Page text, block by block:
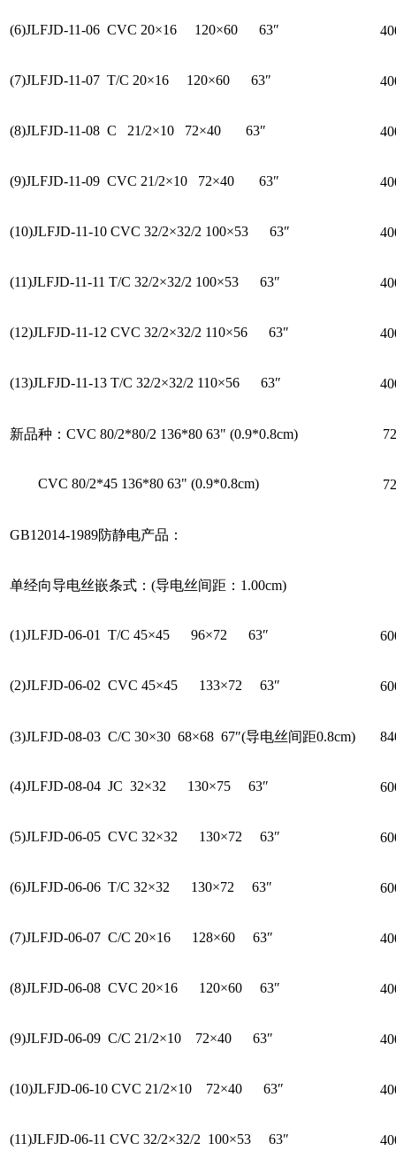
(6)JLFJD-11-06 CVC 20×16 120×60 63″
(7)JLFJD-11-07 T/C 20×16 120×60 63″
(8)JLFJD-11-08 C 21/2×10 72×40 63″
(9)JLFJD-11-09 CVC 21/2×10 72×40 63″
(10)JLFJD-11-10 CVC 32/2×32/2 100×53 63″
(11)JLFJD-11-11 T/C 32/2×32/2 100×53 63″
(12)JLFJD-11-12 CVC 32/2×32/2 110×56 63″
(13)JLFJD-11-13 T/C 32/2×32/2 110×56 63″
新品种：CVC 80/2*80/2 136*80 63" (0.9*0.8cm)
CVC 80/2*45 136*80 63" (0.9*0.8cm)
GB12014-1989防静电产品：
单经向导电丝嵌条式：(导电丝间距：1.00cm)
(1)JLFJD-06-01 T/C 45×45 96×72 63″
(2)JLFJD-06-02 CVC 45×45 133×72 63″
(3)JLFJD-08-03 C/C 30×30 68×68 67″(导电丝间距0.8cm)
(4)JLFJD-08-04 JC 32×32 130×75 63″
(5)JLFJD-06-05 CVC 32×32 130×72 63″
(6)JLFJD-06-06 T/C 32×32 130×72 63″
(7)JLFJD-06-07 C/C 20×16 128×60 63″
(8)JLFJD-06-08 CVC 20×16 120×60 63″
(9)JLFJD-06-09 C/C 21/2×10 72×40 63″
(10)JLFJD-06-10 CVC 21/2×10 72×40 63″
(11)JLFJD-06-11 CVC 32/2×32/2 100×53 63″